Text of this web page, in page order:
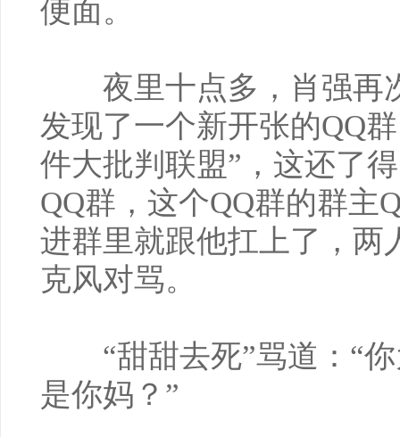
便面。
夜里十点多，肖强再
发现了一个新开张的QQ
件大批判联盟”，这还了
QQ群，这个QQ群的群主
进群里就跟他扛上了，两
克风对骂。
“甜甜去死”骂道：“你
是你妈？”